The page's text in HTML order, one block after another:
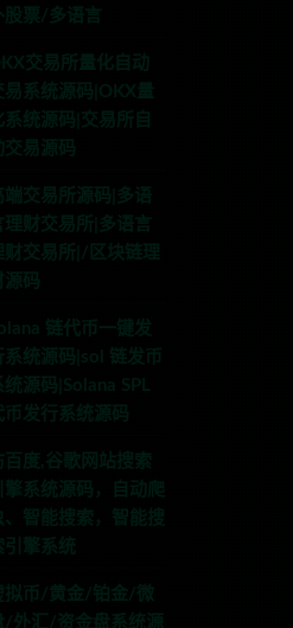
股票/多语言
交易所量化自动
易系统源码|OKX量
系统源码|交易所自
交易源码
端交易所源码|多语
理财交易所|多语言
财交易所|/区块链理
源码
链代币一键发
系统源码|sol 链发币
统源码|Solana SPL
币发行系统源码
百度,谷歌网站搜索
擎系统源码，自动爬
、智能搜索，智能搜
引擎系统
拟币/黄金/铂金/微
/外汇/资金盘系统源